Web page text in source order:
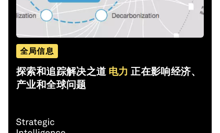
全局信息
探索和追踪解决之道 电力 正在影响经济、
产业和全球问题